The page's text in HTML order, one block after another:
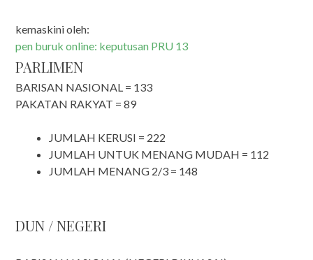
kemaskini oleh:
pen buruk online: keputusan PRU 13
PARLIMEN
BARISAN NASIONAL = 133
PAKATAN RAKYAT = 89
JUMLAH KERUSI = 222
JUMLAH UNTUK MENANG MUDAH = 112
JUMLAH MENANG 2/3 = 148
DUN / NEGERI